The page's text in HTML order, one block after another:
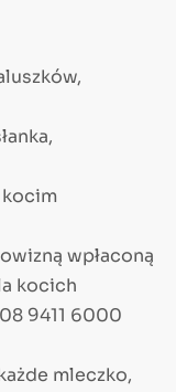
wpłaconą
kocich
9411 6000
mleczko,